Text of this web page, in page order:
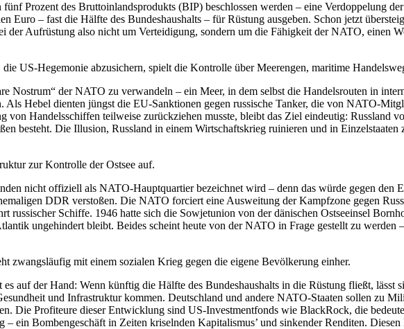
Prozent des Bruttoinlandsprodukts (BIP) beschlossen werden – eine Verdoppelung
– fast die Hälfte des Bundeshaushalts – für Rüstung ausgeben. Schon jetzt
der Aufrüstung also nicht um Verteidigung, sondern um die Fähigkeit der NATO, einen
US-Hegemonie abzusichern, spielt die Kontrolle über Meerengen, maritime
Nostrum“ der NATO zu verwandeln – ein Meer, in dem selbst die Handelsrouten in
Hebel dienten jüngst die EU-Sanktionen gegen russische Tanker, die von NATO-
Handelsschiffen teilweise zurückziehen musste, bleibt das Ziel eindeutig: Russland
besteht. Die Illusion, Russland in einem Wirtschaftskrieg ruinieren und in
zur Kontrolle der Ostsee auf.
nicht offiziell als NATO-Hauptquartier bezeichnet wird – denn das würde gegen den
DDR verstoßen. Die NATO forciert eine Ausweitung der Kampfzone gegen
Schiffe. 1946 hatte sich die Sowjetunion von der dänischen Ostseeinsel
ungehindert bleibt. Beides scheint heute von der NATO in Frage gestellt zu werden
mit einem sozialen Krieg gegen die eigene Bevölkerung einher.
auf der Hand: Wenn künftig die Hälfte des Bundeshaushalts in die Rüstung fließt, lässt
und Infrastruktur kommen. Deutschland und andere NATO-Staaten sollen zu
Die Profiteure dieser Entwicklung sind US-Investmentfonds wie BlackRock, die
ein Bombengeschäft in Zeiten kriselnden Kapitalismus’ und sinkender Renditen.